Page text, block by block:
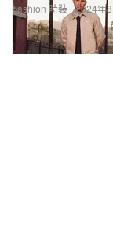
Fashion 時裝 2024年